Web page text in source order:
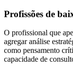
Profissões de
O profissional que
agregar análise
como pensamento
capacidade de